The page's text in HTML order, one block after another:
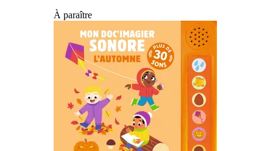
À paraître